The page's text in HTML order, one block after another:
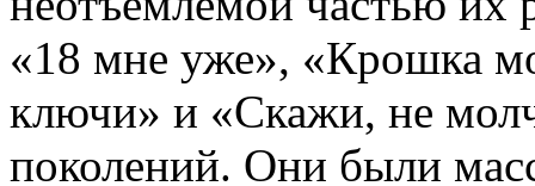
«18 мне уже», «Крошка
ключи» и «Скажи, не
поколений. Они были